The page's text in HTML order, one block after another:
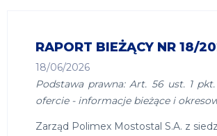
RAPORT BIEŻĄCY NR 18/
18/06/2026
Podstawa prawna: Art. 56 ust. 1
ofercie - informacje bieżące i
Zarząd Polimex Mostostal S.A. z